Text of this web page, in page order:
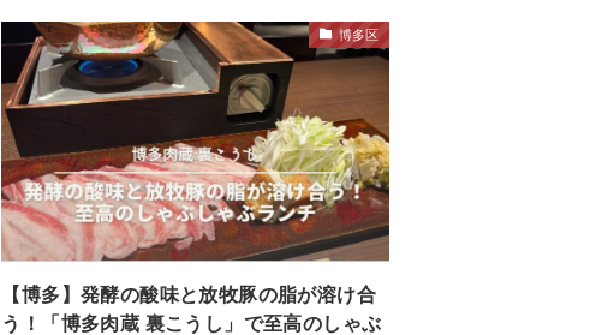
博多区
【博多】発酵の酸味と放牧豚の脂が溶け合
う！「博多肉蔵 裏こうし」で至高のしゃぶ